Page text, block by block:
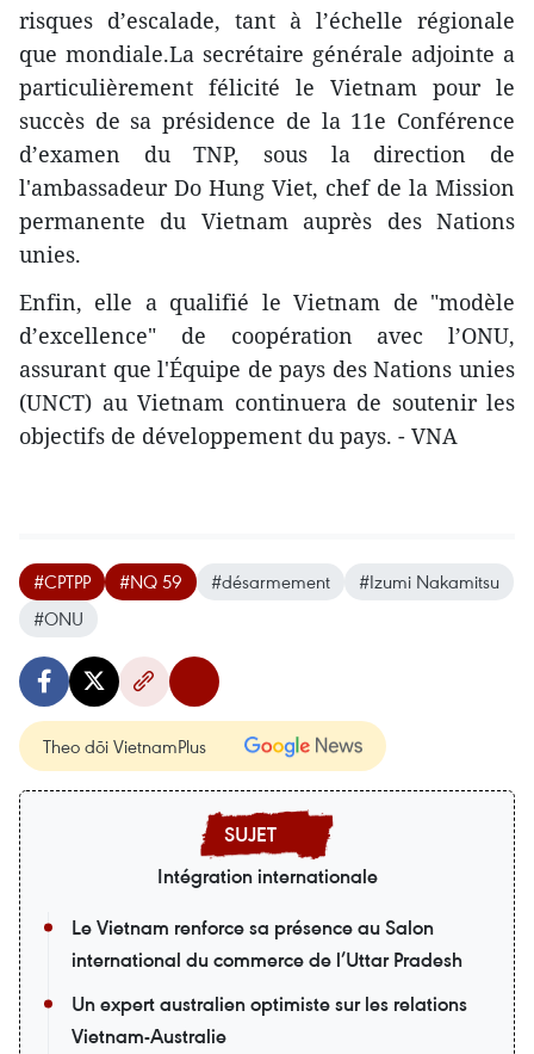
risques d’escalade, tant à l’échelle régionale
que mondiale.La secrétaire générale adjointe a
particulièrement félicité le Vietnam pour le
succès de sa présidence de la 11e Conférence
d’examen du TNP, sous la direction de
l'ambassadeur Do Hung Viet, chef de la Mission
permanente du Vietnam auprès des Nations
unies.
Enfin, elle a qualifié le Vietnam de "modèle
d’excellence" de coopération avec l’ONU,
assurant que l'Équipe de pays des Nations unies
(UNCT) au Vietnam continuera de soutenir les
objectifs de développement du pays. - VNA
#CPTPP #NQ 59 #désarmement
#Izumi Nakamitsu
#ONU
Theo dõi VietnamPlus
Intégration internationale
Le Vietnam renforce sa présence au Salon
international du commerce de l’Uttar Pradesh
Un expert australien optimiste sur les relations
Vietnam-Australie